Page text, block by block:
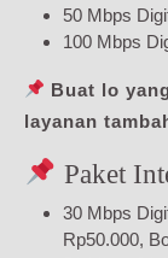
50 Mbps
100 Mbps
Buat lo
layanan
Paket
30 Mbps
Rp50.000,